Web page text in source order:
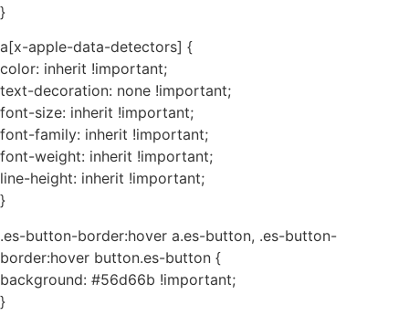
}
a[x-apple-data-detectors] {
color: inherit !important;
text-decoration: none !important;
font-size: inherit !important;
font-family: inherit !important;
font-weight: inherit !important;
line-height: inherit !important;
}
.es-button-border:hover a.es-button, .es-button-
border:hover button.es-button {
background: #56d66b !important;
}